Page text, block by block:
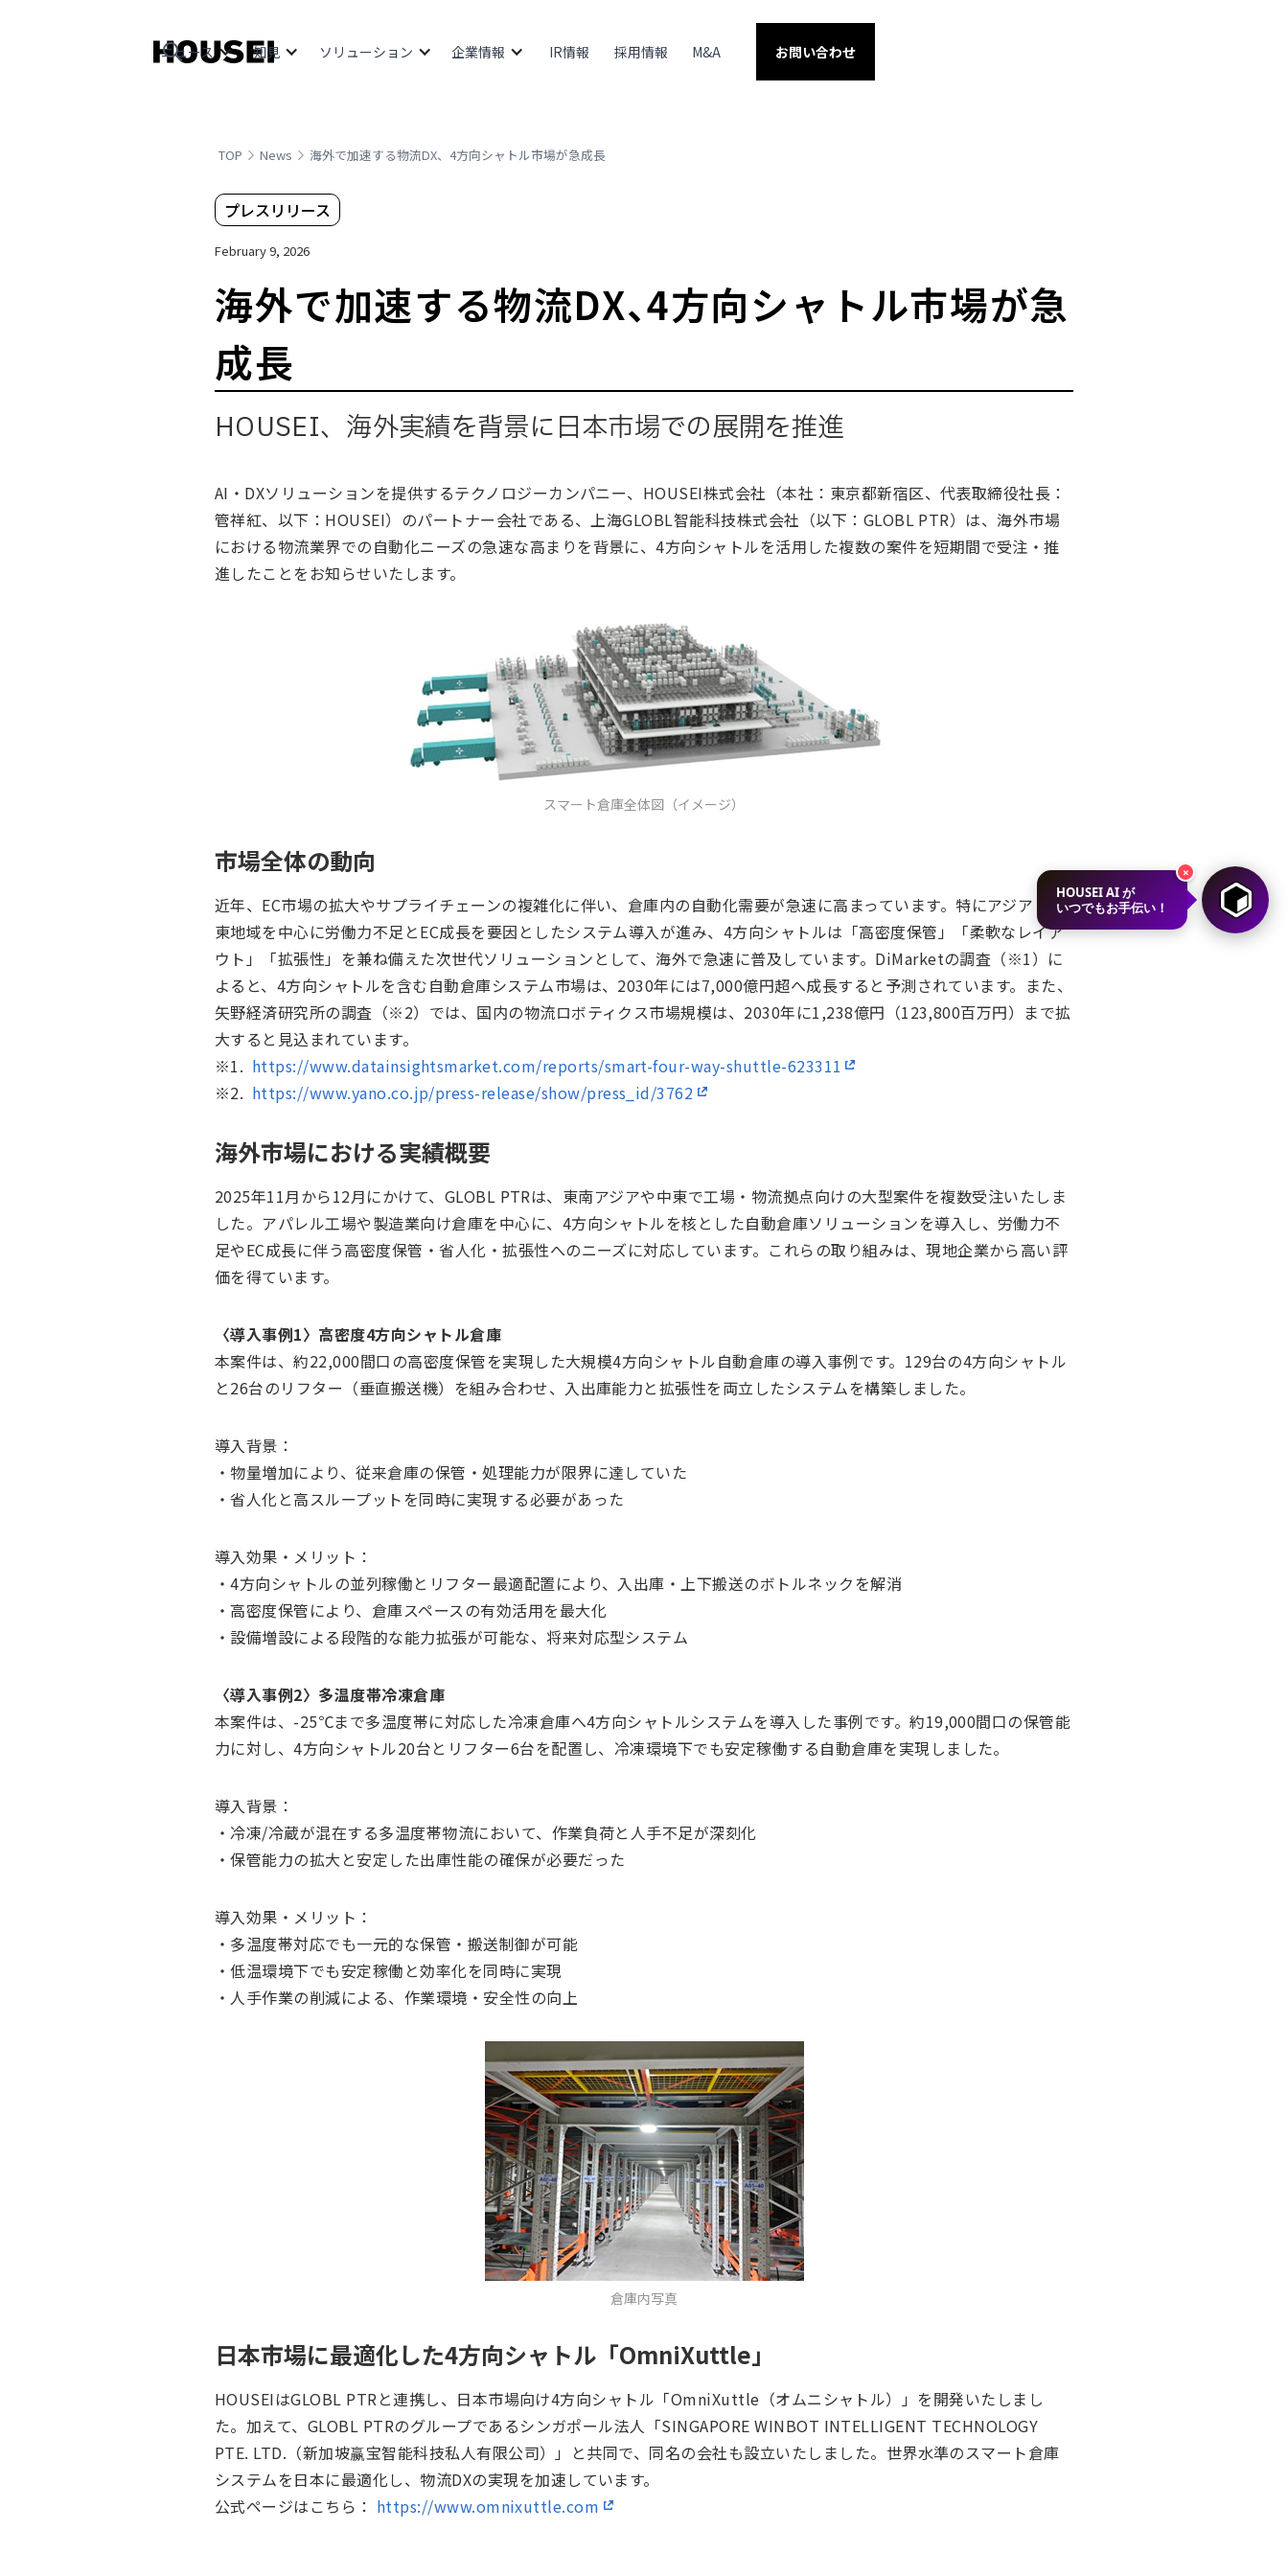
ニュース 知見 ソリューション 企業情報 IR情報 採用情報 M&A お問い合わせ
TOP News 海外で加速する物流DX、4方向シャトル市場が急成長
プレスリリース
February 9, 2026
海外で加速する物流DX、4方向シャトル市場が急
成長
HOUSEI、海外実績を背景に日本市場での展開を推進
AI・DXソリューションを提供するテクノロジーカンパニー、HOUSEI株式会社（本社：東京都新宿区、代表取締役社長：
管祥紅、以下：HOUSEI）のパートナー会社である、上海GLOBL智能科技株式会社（以下：GLOBL PTR）は、海外市場
における物流業界での自動化ニーズの急速な高まりを背景に、4方向シャトルを活用した複数の案件を短期間で受注・推
進したことをお知らせいたします。
スマート倉庫全体図（イメージ）
市場全体の動向
近年、EC市場の拡大やサプライチェーンの複雑化に伴い、倉庫内の自動化需要が急速に高まっています。特にアジア・中
東地域を中心に労働力不足とEC成長を要因としたシステム導入が進み、4方向シャトルは「高密度保管」「柔軟なレイア
ウト」「拡張性」を兼ね備えた次世代ソリューションとして、海外で急速に普及しています。DiMarketの調査（※1）に
よると、4方向シャトルを含む自動倉庫システム市場は、2030年には7,000億円超へ成長すると予測されています。また、
矢野経済研究所の調査（※2）では、国内の物流ロボティクス市場規模は、2030年に1,238億円（123,800百万円）まで拡
大すると見込まれています。
※1. https://www.datainsightsmarket.com/reports/smart-four-way-shuttle-623311
※2. https://www.yano.co.jp/press-release/show/press_id/3762
海外市場における実績概要
2025年11月から12月にかけて、GLOBL PTRは、東南アジアや中東で工場・物流拠点向けの大型案件を複数受注いたしま
した。アパレル工場や製造業向け倉庫を中心に、4方向シャトルを核とした自動倉庫ソリューションを導入し、労働力不
足やEC成長に伴う高密度保管・省人化・拡張性へのニーズに対応しています。これらの取り組みは、現地企業から高い評
価を得ています。
〈導入事例1〉高密度4方向シャトル倉庫
本案件は、約22,000間口の高密度保管を実現した大規模4方向シャトル自動倉庫の導入事例です。129台の4方向シャトル
と26台のリフター（垂直搬送機）を組み合わせ、入出庫能力と拡張性を両立したシステムを構築しました。
導入背景：
・物量増加により、従来倉庫の保管・処理能力が限界に達していた
・省人化と高スループットを同時に実現する必要があった
導入効果・メリット：
・4方向シャトルの並列稼働とリフター最適配置により、入出庫・上下搬送のボトルネックを解消
・高密度保管により、倉庫スペースの有効活用を最大化
・設備増設による段階的な能力拡張が可能な、将来対応型システム
〈導入事例2〉多温度帯冷凍倉庫
本案件は、-25℃まで多温度帯に対応した冷凍倉庫へ4方向シャトルシステムを導入した事例です。約19,000間口の保管能
力に対し、4方向シャトル20台とリフター6台を配置し、冷凍環境下でも安定稼働する自動倉庫を実現しました。
導入背景：
・冷凍/冷蔵が混在する多温度帯物流において、作業負荷と人手不足が深刻化
・保管能力の拡大と安定した出庫性能の確保が必要だった
導入効果・メリット：
・多温度帯対応でも一元的な保管・搬送制御が可能
・低温環境下でも安定稼働と効率化を同時に実現
・人手作業の削減による、作業環境・安全性の向上
倉庫内写真
日本市場に最適化した4方向シャトル「OmniXuttle」
HOUSEIはGLOBL PTRと連携し、日本市場向け4方向シャトル「OmniXuttle（オムニシャトル）」を開発いたしまし
た。加えて、GLOBL PTRのグループであるシンガポール法人「SINGAPORE WINBOT INTELLIGENT TECHNOLOGY
PTE. LTD.（新加坡赢宝智能科技私人有限公司）」と共同で、同名の会社も設立いたしました。世界水準のスマート倉庫
システムを日本に最適化し、物流DXの実現を加速しています。
公式ページはこちら： https://www.omnixuttle.com
HOUSEI AI が
いつでもお手伝い！
×